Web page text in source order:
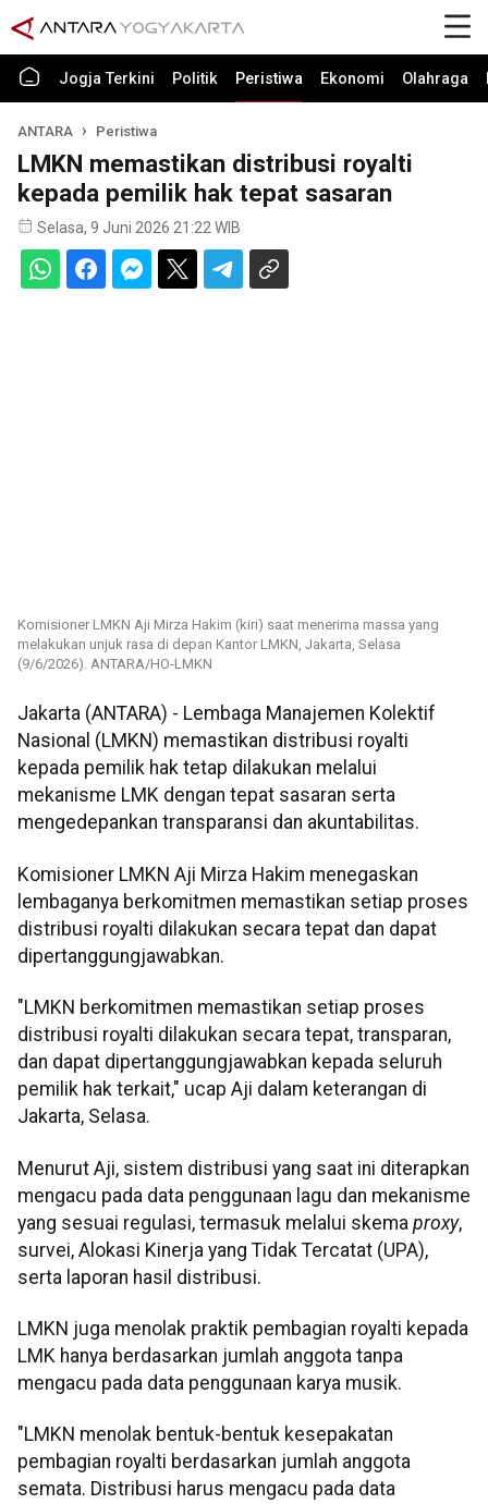
Jogja Terkini Politik Peristiwa Ekonomi Olahraga
ANTARA Peristiwa
LMKN memastikan distribusi royalti
kepada pemilik hak tepat sasaran
Selasa, 9 Juni 2026 21:22 WIB
Komisioner LMKN Aji Mirza Hakim (kiri) saat menerima massa yang
melakukan unjuk rasa di depan Kantor LMKN, Jakarta, Selasa
(9/6/2026). ANTARA/HO-LMKN
Jakarta (ANTARA) - Lembaga Manajemen Kolektif
Nasional (LMKN) memastikan distribusi royalti
kepada pemilik hak tetap dilakukan melalui
mekanisme LMK dengan tepat sasaran serta
mengedepankan transparansi dan akuntabilitas.
Komisioner LMKN Aji Mirza Hakim menegaskan
lembaganya berkomitmen memastikan setiap proses
distribusi royalti dilakukan secara tepat dan dapat
dipertanggungjawabkan.
"LMKN berkomitmen memastikan setiap proses
distribusi royalti dilakukan secara tepat, transparan,
dan dapat dipertanggungjawabkan kepada seluruh
pemilik hak terkait," ucap Aji dalam keterangan di
Jakarta, Selasa.
Menurut Aji, sistem distribusi yang saat ini diterapkan
mengacu pada data penggunaan lagu dan mekanisme
yang sesuai regulasi, termasuk melalui skema proxy,
survei, Alokasi Kinerja yang Tidak Tercatat (UPA),
serta laporan hasil distribusi.
LMKN juga menolak praktik pembagian royalti kepada
LMK hanya berdasarkan jumlah anggota tanpa
mengacu pada data penggunaan karya musik.
"LMKN menolak bentuk-bentuk kesepakatan
pembagian royalti berdasarkan jumlah anggota
semata. Distribusi harus mengacu pada data